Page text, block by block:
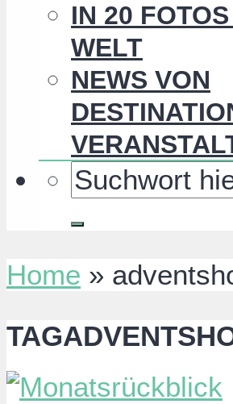
IN 20
WELT
NEWS VON
Home »